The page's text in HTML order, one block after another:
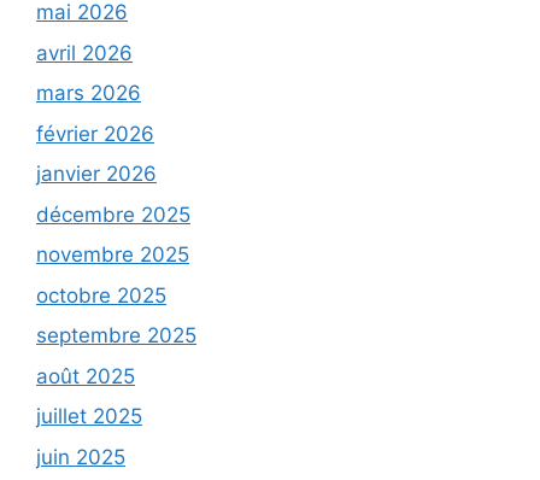
mai 2026
avril 2026
mars 2026
février 2026
janvier 2026
décembre 2025
novembre 2025
octobre 2025
septembre 2025
août 2025
juillet 2025
juin 2025